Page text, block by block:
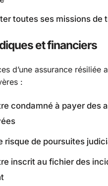
toutes ses missions de
et financiers
d’une assurance résiliée
:
condamné à payer des
risque de poursuites
inscrit au fichier des